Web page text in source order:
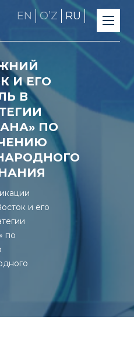
EN OʼZ RU
И ЕГО
В
ПО
и его
по